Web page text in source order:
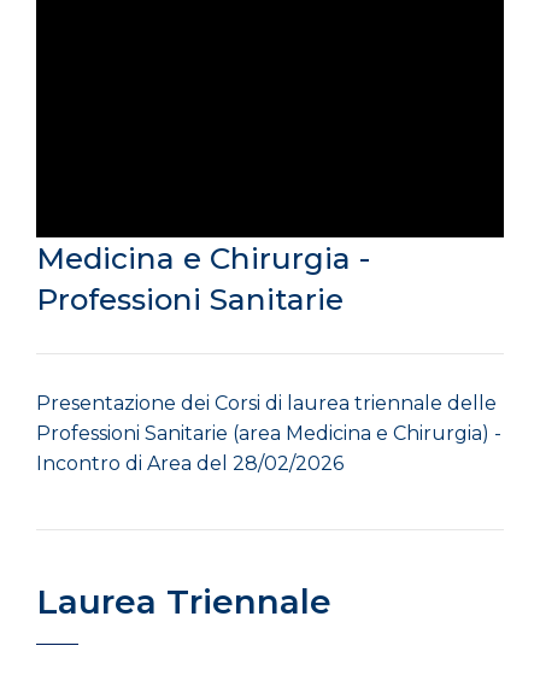
Medicina e Chirurgia -
Professioni Sanitarie
Presentazione dei Corsi di laurea triennale delle
Professioni Sanitarie (area Medicina e Chirurgia) -
Incontro di Area del 28/02/2026
Laurea Triennale